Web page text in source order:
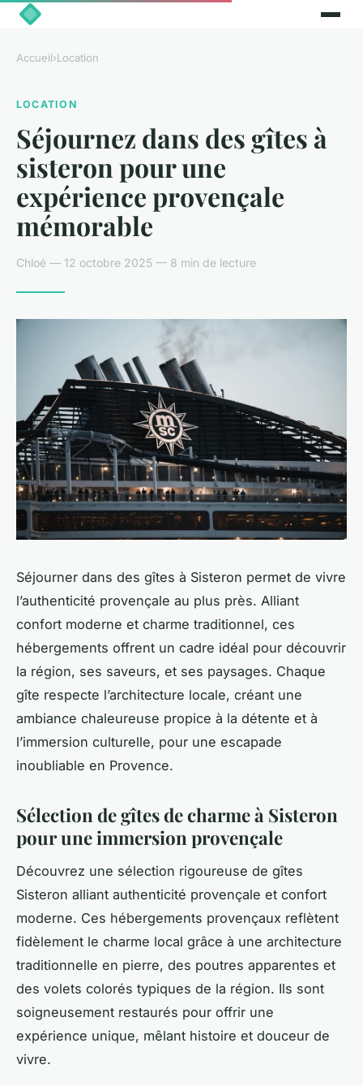
Accueil›Location
LOCATION
Séjournez dans des gîtes à
sisteron pour une
expérience provençale
mémorable
Chloé — 12 octobre 2025 — 8 min de lecture
Séjourner dans des gîtes à Sisteron permet de vivre
l’authenticité provençale au plus près. Alliant
confort moderne et charme traditionnel, ces
hébergements offrent un cadre idéal pour découvrir
la région, ses saveurs, et ses paysages. Chaque
gîte respecte l’architecture locale, créant une
ambiance chaleureuse propice à la détente et à
l’immersion culturelle, pour une escapade
inoubliable en Provence.
Sélection de gîtes de charme à Sisteron
pour une immersion provençale
Découvrez une sélection rigoureuse de gîtes
Sisteron alliant authenticité provençale et confort
moderne. Ces hébergements provençaux reflètent
fidèlement le charme local grâce à une architecture
traditionnelle en pierre, des poutres apparentes et
des volets colorés typiques de la région. Ils sont
soigneusement restaurés pour offrir une
expérience unique, mêlant histoire et douceur de
vivre.